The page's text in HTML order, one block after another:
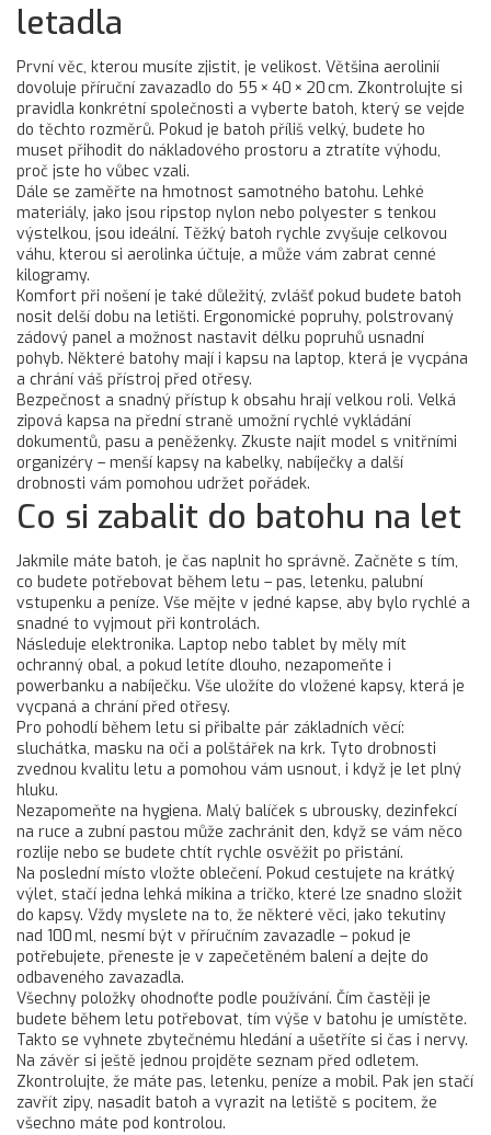
letadla
První věc, kterou musíte zjistit, je velikost. Většina aerolinií
dovoluje příruční zavazadlo do 55 × 40 × 20 cm. Zkontrolujte si
pravidla konkrétní společnosti a vyberte batoh, který se vejde
do těchto rozměrů. Pokud je batoh příliš velký, budete ho
muset přihodit do nákladového prostoru a ztratíte výhodu,
proč jste ho vůbec vzali.
Dále se zaměřte na hmotnost samotného batohu. Lehké
materiály, jako jsou ripstop nylon nebo polyester s tenkou
výstelkou, jsou ideální. Těžký batoh rychle zvyšuje celkovou
váhu, kterou si aerolinka účtuje, a může vám zabrat cenné
kilogramy.
Komfort při nošení je také důležitý, zvlášť pokud budete batoh
nosit delší dobu na letišti. Ergonomické popruhy, polstrovaný
zádový panel a možnost nastavit délku popruhů usnadní
pohyb. Některé batohy mají i kapsu na laptop, která je vycpána
a chrání váš přístroj před otřesy.
Bezpečnost a snadný přístup k obsahu hrají velkou roli. Velká
zipová kapsa na přední straně umožní rychlé vykládání
dokumentů, pasu a peněženky. Zkuste najít model s vnitřními
organizéry – menší kapsy na kabelky, nabíječky a další
drobnosti vám pomohou udržet pořádek.
Co si zabalit do batohu na let
Jakmile máte batoh, je čas naplnit ho správně. Začněte s tím,
co budete potřebovat během letu – pas, letenku, palubní
vstupenku a peníze. Vše mějte v jedné kapse, aby bylo rychlé a
snadné to vyjmout při kontrolách.
Následuje elektronika. Laptop nebo tablet by měly mít
ochranný obal, a pokud letíte dlouho, nezapomeňte i
powerbanku a nabíječku. Vše uložíte do vložené kapsy, která je
vycpaná a chrání před otřesy.
Pro pohodlí během letu si přibalte pár základních věcí:
sluchátka, masku na oči a polštářek na krk. Tyto drobnosti
zvednou kvalitu letu a pomohou vám usnout, i když je let plný
hluku.
Nezapomeňte na hygiena. Malý balíček s ubrousky, dezinfekcí
na ruce a zubní pastou může zachránit den, když se vám něco
rozlije nebo se budete chtít rychle osvěžit po přistání.
Na poslední místo vložte oblečení. Pokud cestujete na krátký
výlet, stačí jedna lehká mikina a tričko, které lze snadno složit
do kapsy. Vždy myslete na to, že některé věci, jako tekutiny
nad 100 ml, nesmí být v příručním zavazadle – pokud je
potřebujete, přeneste je v zapečetěném balení a dejte do
odbaveného zavazadla.
Všechny položky ohodnoťte podle používání. Čím častěji je
budete během letu potřebovat, tím výše v batohu je umístěte.
Takto se vyhnete zbytečnému hledání a ušetříte si čas i nervy.
Na závěr si ještě jednou projděte seznam před odletem.
Zkontrolujte, že máte pas, letenku, peníze a mobil. Pak jen stačí
zavřít zipy, nasadit batoh a vyrazit na letiště s pocitem, že
všechno máte pod kontrolou.